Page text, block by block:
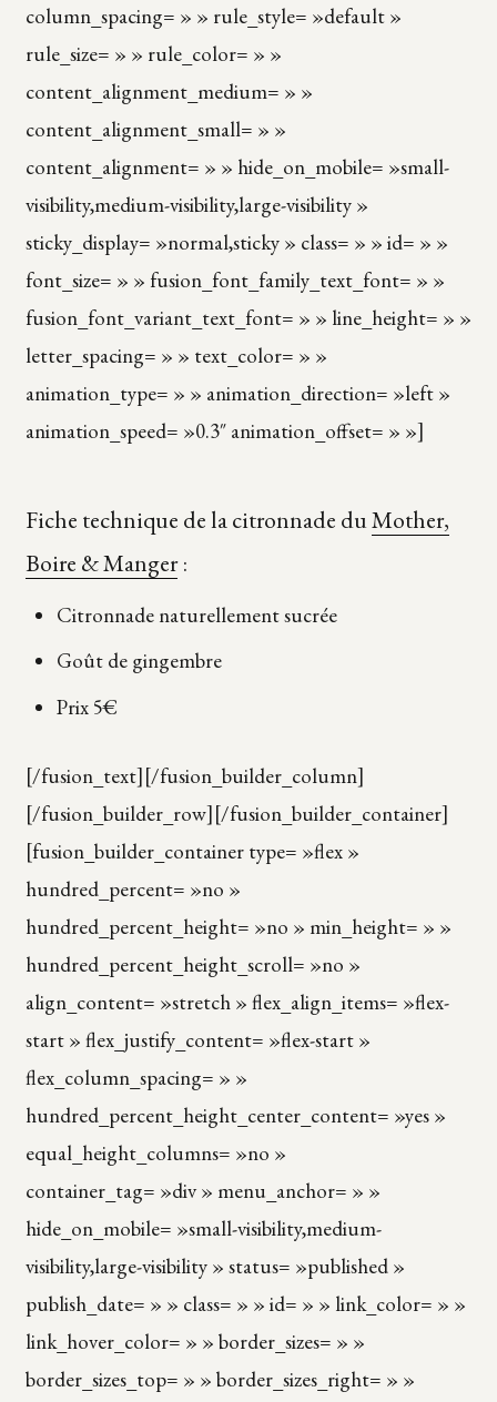
column_spacing= » » rule_style= »default »
rule_size= » » rule_color= » »
content_alignment_medium= » »
content_alignment_small= » »
content_alignment= » » hide_on_mobile= »small-
visibility,medium-visibility,large-visibility »
sticky_display= »normal,sticky » class= » » id= » »
font_size= » » fusion_font_family_text_font= » »
fusion_font_variant_text_font= » » line_height= » »
letter_spacing= » » text_color= » »
animation_type= » » animation_direction= »left »
animation_speed= »0.3″ animation_offset= » »]
Fiche technique de la citronnade duMother,
Boire & Manger:
Citronnade naturellement sucrée
Goût de gingembre
Prix 5€
[/fusion_text][/fusion_builder_column]
[/fusion_builder_row][/fusion_builder_container]
[fusion_builder_container type= »flex »
hundred_percent= »no »
hundred_percent_height= »no » min_height= » »
hundred_percent_height_scroll= »no »
align_content= »stretch » flex_align_items= »flex-
start » flex_justify_content= »flex-start »
flex_column_spacing= » »
hundred_percent_height_center_content= »yes »
equal_height_columns= »no »
container_tag= »div » menu_anchor= » »
hide_on_mobile= »small-visibility,medium-
visibility,large-visibility » status= »published »
publish_date= » » class= » » id= » » link_color= » »
link_hover_color= » » border_sizes= » »
border_sizes_top= » » border_sizes_right= » »